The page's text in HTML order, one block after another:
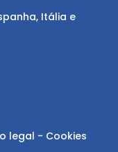
Itália e
legal - Cookies